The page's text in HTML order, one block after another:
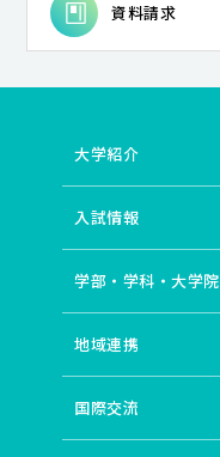
資料請求
大学紹介
入試情報
学部・学科・大学院
地域連携
国際交流